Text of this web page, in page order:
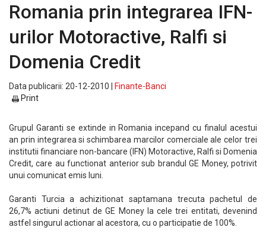
Romania prin integrarea IFN-
urilor Motoractive, Ralfi si
Domenia Credit
Data publicarii: 20-12-2010 |
Finante-Banci
Print
Grupul Garanti se extinde in Romania incepand cu finalul acestui
an prin integrarea si schimbarea marcilor comerciale ale celor trei
institutii financiare non-bancare (IFN) Motoractive, Ralfi si Domenia
Credit, care au functionat anterior sub brandul GE Money, potrivit
unui comunicat emis luni.
Garanti Turcia a achizitionat saptamana trecuta pachetul de
26,7% actiuni detinut de GE Money la cele trei entitati, devenind
astfel singurul actionar al acestora, cu o participatie de 100%.